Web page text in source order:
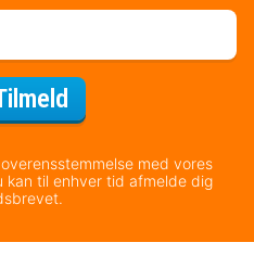
med vores
kan til enhver tid afmelde dig